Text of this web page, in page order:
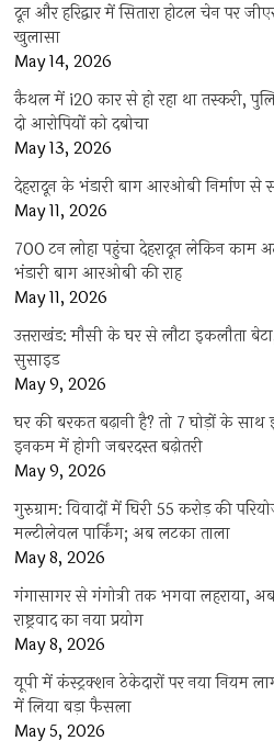
दून और हरिद्वार में सितारा होटल चेन पर
खुलासा
May 14, 2026
कैथल में i20 कार से हो रहा था तस्करी,
दो आरोपियों को दबोचा
May 13, 2026
देहरादून के भंडारी बाग आरओबी निर्माण से
May 11, 2026
700 टन लोहा पहुंचा देहरादून लेकिन काम
भंडारी बाग आरओबी की राह
May 11, 2026
उत्तराखंड: मौसी के घर से लौटा इकलौता
सुसाइड
May 9, 2026
घर की बरकत बढ़ानी है? तो 7 घोड़ों के
इनकम में होगी जबरदस्त बढ़ोतरी
May 9, 2026
गुरुग्राम: विवादों में घिरी 55 करोड़ की
मल्टीलेवल पार्किंग; अब लटका ताला
May 8, 2026
गंगासागर से गंगोत्री तक भगवा लहराया,
राष्ट्रवाद का नया प्रयोग
May 8, 2026
यूपी में कंस्ट्रक्शन ठेकेदारों पर नया नियम
में लिया बड़ा फैसला
May 5, 2026